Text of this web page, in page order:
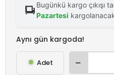
Bugünkü kargo çıkışı
Pazartesi
Aynı gün kargoda!
Adet